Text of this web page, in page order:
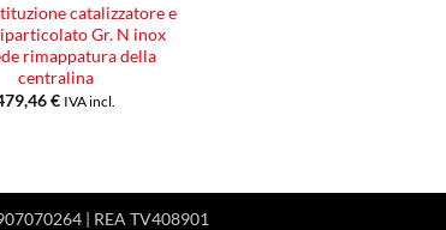
catalizzatore e
Gr. N inox
rimappatura della
centralina
€ IVA incl.
| REA TV408901